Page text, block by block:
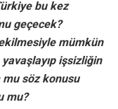
bu kez
geçecek?
mümkün
işsizliğin
söz konusu
mu?